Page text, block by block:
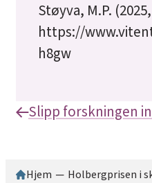
Støyva, M.P.
https://
h8gw
Slipp forskningen
Hjem ─ Holbergprisen i